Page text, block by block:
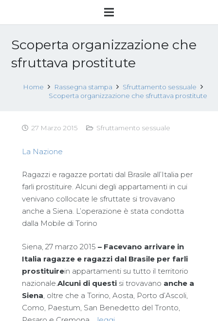
Scoperta organizzazione che
sfruttava prostitute
Home Rassegna stampa
Sfruttamento sessuale
Scoperta organizzazione che sfruttava prostitute
27 Marzo 2015 Sfruttamento sessuale
La Nazione
Ragazzi e ragazze portati dal Brasile all’Italia per
farli prostituire. Alcuni degli appartamenti in cui
venivano collocate le sfruttate si trovavano
anche a Siena. L’operazione è stata condotta
dalla Mobile di Torino
Siena, 27 marzo 2015 – Facevano arrivare in
Italia ragazze e ragazzi dal Brasile per farli
prostituirein appartamenti su tutto il territorio
nazionale. Alcuni di questi si trovavano anche a
Siena , oltre che a Torino, Aosta, Porto d’Ascoli,
Como, Paestum, San Benedetto del Tronto,